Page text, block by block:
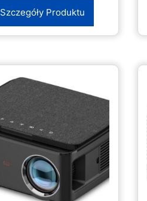
Szczegóły Produktu